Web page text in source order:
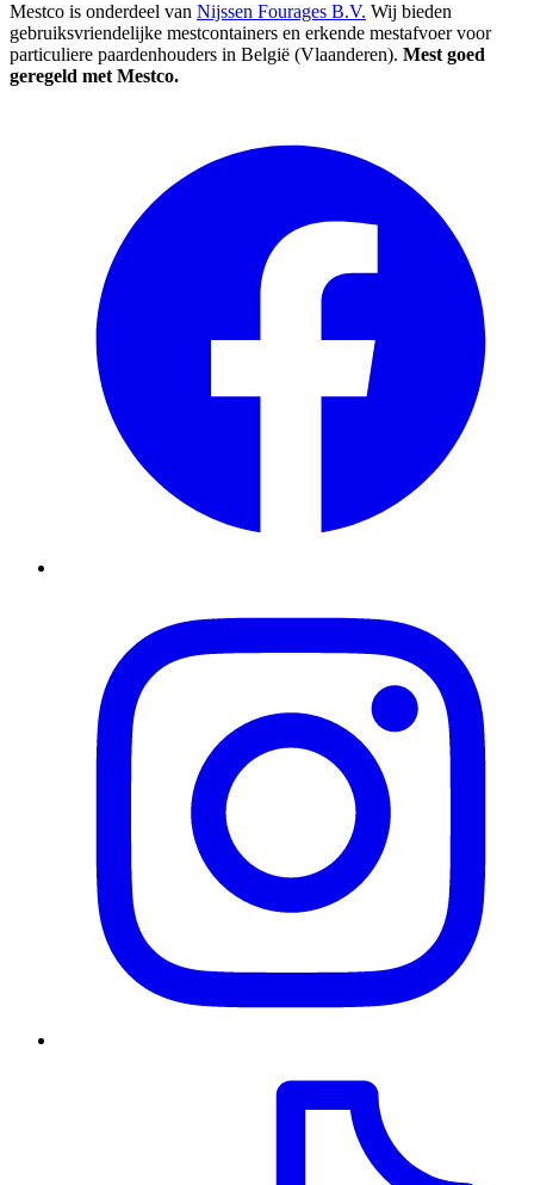
Mestco is onderdeel van Nijssen Fourages B.V. Wij bieden
gebruiksvriendelijke mestcontainers en erkende mestafvoer voor
particuliere paardenhouders in België (Vlaanderen). Mest goed
geregeld met Mestco.